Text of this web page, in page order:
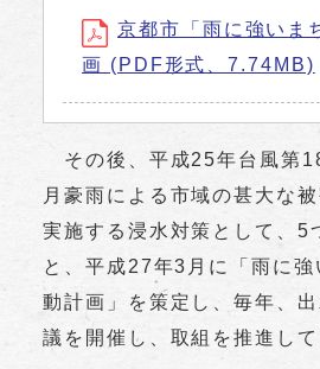
京都市「雨に強いま
画 (PDF形式、7.74MB)
その後、平成25年台風第
月豪雨による市域の甚大な
実施する浸水対策として、5
と、平成27年3月に「雨に
動計画」を策定し、毎年、
議を開催し、取組を推進して